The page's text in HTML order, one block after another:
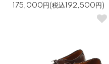
175,000円(税込192,500円)